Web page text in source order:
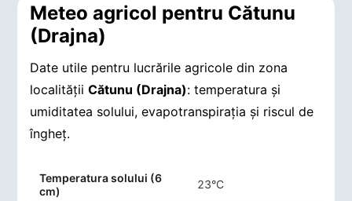
Meteo agricol pentru Cătunu
(Drajna)
Date utile pentru lucrările agricole din zona
localitățiiCătunu (Drajna): temperatura și
umiditatea solului, evapotranspirația și riscul de
îngheț.
Temperatura solului (6
cm)
23°C